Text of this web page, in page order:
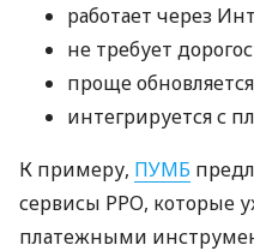
работает через
не требует
проще
интегрируется с
К примеру, ПУМБ
сервисы РРО, которые
платежными